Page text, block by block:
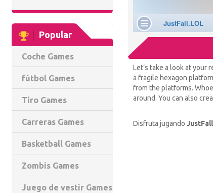
Popular
Coche Games
fútbol Games
Tiro Games
Carreras Games
Basketball Games
Zombis Games
Juego de vestir Games
Let’s take a look at your
a fragile hexagon
from the platforms.
around. You can also
Disfruta jugando